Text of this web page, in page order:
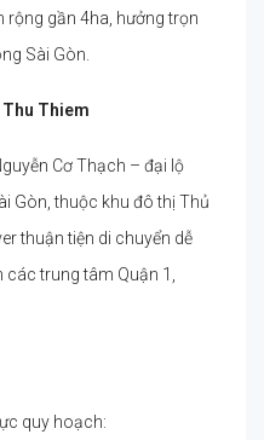
rộng gần 4ha, hưởng trọn
Sài Gòn.
Thiem
Cơ Thạch – đại lộ
Gòn, thuộc khu đô thị Thủ
thuận tiện di chuyển dễ
trung tâm Quận 1,
quy hoạch: